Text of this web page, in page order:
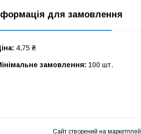
для замовлення
4,75 ₴
замовлення: 100 шт.
Сайт створений на